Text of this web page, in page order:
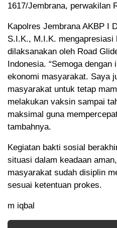
1617/Jembrana, perwakilan
Kapolres Jembrana AKBP I
S.I.K., M.I.K.
dilaksanakan oleh Road
Indonesia. “Semoga
ekonomi masyarakat. Saya
masyarakat untuk tetap
melakukan vaksin sampai
maksimal guna
tambahnya.
Kegiatan bakti sosial
situasi dalam keadaan
masyarakat sudah disiplin
sesuai ketentuan prokes.
m iqbal